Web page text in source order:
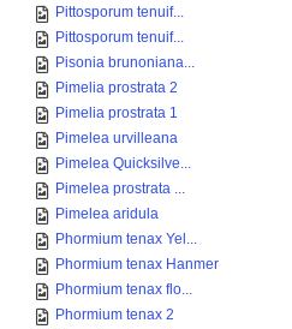
Pittosporum tenuif...
Pittosporum tenuif...
Pisonia brunoniana...
Pimelia prostrata 2
Pimelia prostrata 1
Pimelea urvilleana
Pimelea Quicksilve...
Pimelea prostrata ...
Pimelea aridula
Phormium tenax Yel...
Phormium tenax Hanmer
Phormium tenax flo...
Phormium tenax 2